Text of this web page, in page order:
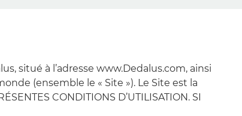
situé à l’adresse www.Dedalus.com, ainsi
(ensemble le « Site »). Le Site est la
CONDITIONS D’UTILISATION. SI